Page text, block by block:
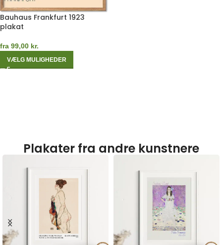
Bauhaus Frankfurt 1923
plakat
fra 99,00 kr.
VÆLG MULIGHEDER
Plakater fra andre kunstnere